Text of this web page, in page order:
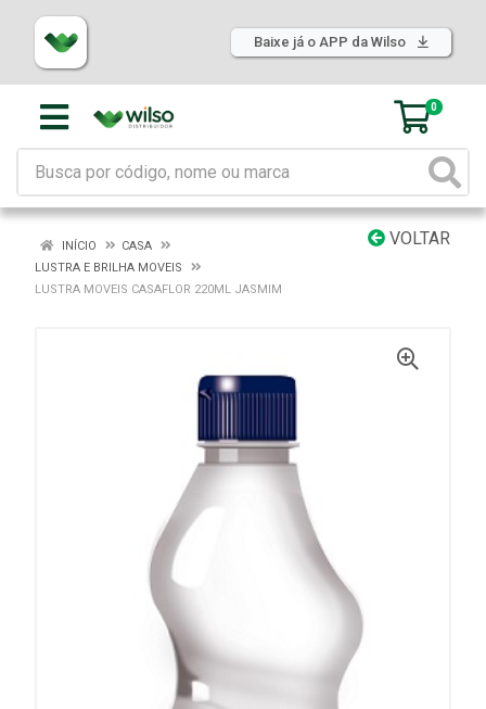
Baixe já o APP da Wilso
0
VOLTAR
INÍCIO
CASA
LUSTRA E BRILHA MOVEIS
LUSTRA MOVEIS CASAFLOR 220ML JASMIM